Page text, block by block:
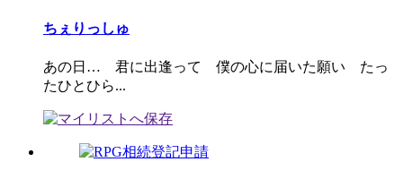
ちぇりっしゅ
あの日… 君に出逢って 僕の心に届いた願い たっ
たひとひら...